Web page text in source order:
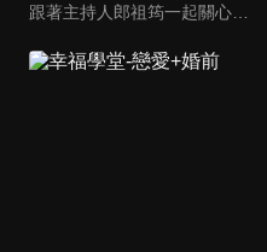
跟著主持人郎祖筠一起關心客家事，體驗客家文化之美，透過見證分享一同經歷上帝的恩典。